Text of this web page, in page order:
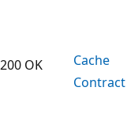
200 OK
Cache
Contract